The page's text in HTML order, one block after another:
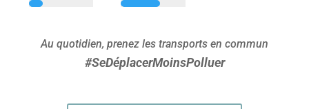
Au quotidien, prenez les transports en commun
#SeDéplacerMoinsPolluer